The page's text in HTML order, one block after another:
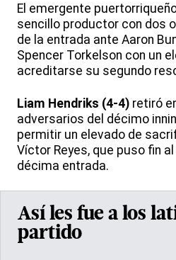
El emergente
sencillo productor con dos
de la entrada ante Aaron
Spencer Torkelson con un
acreditarse su segundo
Liam Hendriks (4-4) retiró
adversarios del décimo
permitir un elevado de
Víctor Reyes, que puso fin
décima entrada.
Así les fue a los
partido